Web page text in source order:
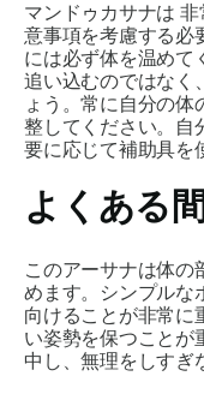
マンドゥカサナは 非
意事項を考慮する必
には必ず体を温めて
追い込むのではなく
ょう。常に自分の体
整してください。自
要に応じて補助具を
よくある
このアーサナは体の
めます。シンプルな
向けることが非常に
い姿勢を保つことが
中し、無理をしすぎ